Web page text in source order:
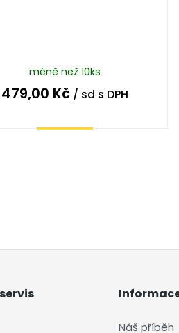
méně než 10ks
479,00 Kč/ sd s DPH
Náš příběh